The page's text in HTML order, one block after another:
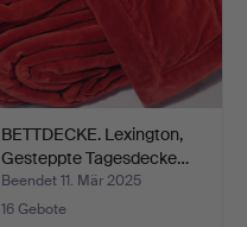
BETTDECKE. Lexington,
Gesteppte Tagesdecke…
Beendet 11. Mär 2025
16 Gebote